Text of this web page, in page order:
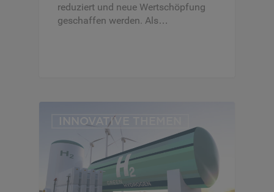
reduziert und neue Wertschöpfung
geschaffen werden. Als…
INNOVATIVE THEMEN